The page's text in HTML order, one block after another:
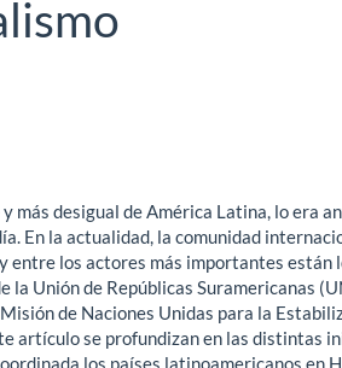
más desigual de América Latina, lo era
En la actualidad, la comunidad
entre los actores más importantes están
la Unión de Repúblicas Suramericanas
de Naciones Unidas para la
artículo se profundizan en las distintas
los países latinoamericanos en